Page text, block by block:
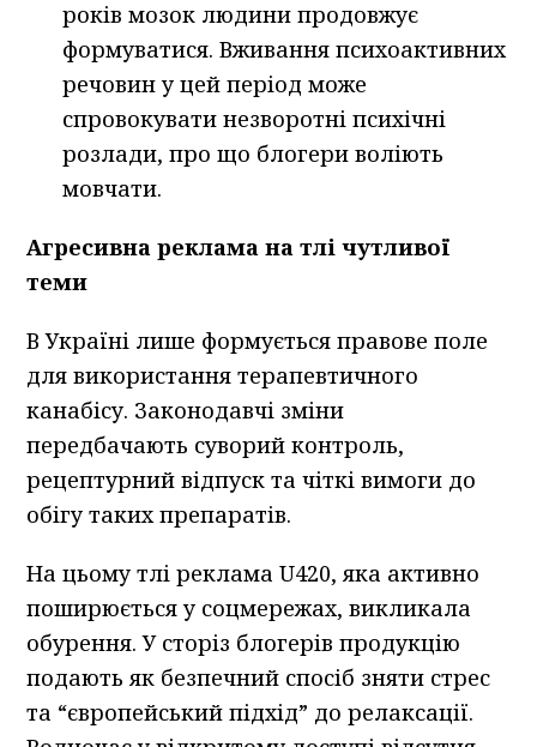
років мозок людини продовжує
формуватися. Вживання психоактивних
речовин у цей період може
спровокувати незворотні психічні
розлади, про що блогери воліють
мовчати.
Агресивна реклама на тлі чутливої
теми
В Україні лише формується правове поле
для використання терапевтичного
канабісу. Законодавчі зміни
передбачають суворий контроль,
рецептурний відпуск та чіткі вимоги до
обігу таких препаратів.
На цьому тлі реклама U420, яка активно
поширюється у соцмережах, викликала
обурення. У сторіз блогерів продукцію
подають як безпечний спосіб зняти стрес
та “європейський підхід” до релаксації.